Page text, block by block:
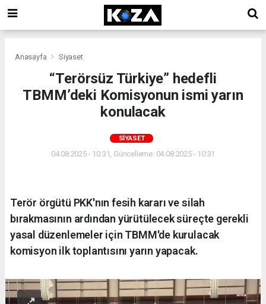
Anasayfa Siyaset
“Terörsüz Türkiye” hedefli
TBMM’deki Komisyonun ismi yarın
konulacak
SIYASET
04.08.2025 - 10:31, Güncelleme: 04.08.2025 - 10:31
Terör örgütü PKK'nın fesih kararı ve silah
bırakmasının ardından yürütülecek süreçte gerekli
yasal düzenlemeler için TBMM'de kurulacak
komisyon ilk toplantısını yarın yapacak.